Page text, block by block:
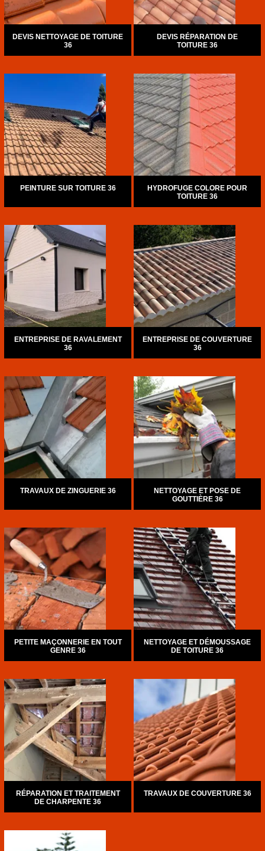
DEVIS NETTOYAGE DE TOITURE
36
DEVIS RÉPARATION DE
TOITURE 36
PEINTURE SUR TOITURE 36
HYDROFUGE COLORE POUR
TOITURE 36
ENTREPRISE DE RAVALEMENT
36
ENTREPRISE DE COUVERTURE
36
TRAVAUX DE ZINGUERIE 36
NETTOYAGE ET POSE DE
GOUTTIÈRE 36
PETITE MAÇONNERIE EN TOUT
GENRE 36
NETTOYAGE ET DÉMOUSSAGE
DE TOITURE 36
RÉPARATION ET TRAITEMENT
DE CHARPENTE 36
TRAVAUX DE COUVERTURE 36